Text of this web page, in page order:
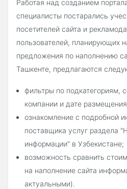
Работая над созданием
специалисты постарались
посетителей сайта и
пользователей, планирующих
предложения по наполнению
Ташкенте, предлагаются
фильтры по подкатегориям,
компании и дате
ознакомление с подробной
поставщика услуг раздела
информации" в Узбекистане;
возможность сравнить
на наполнение сайта
актуальными).